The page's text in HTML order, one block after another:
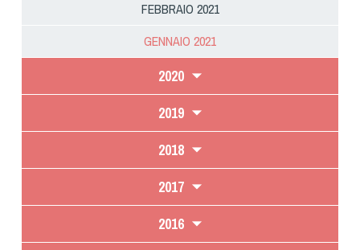
FEBBRAIO 2021
GENNAIO 2021
2020
2019
2018
2017
2016